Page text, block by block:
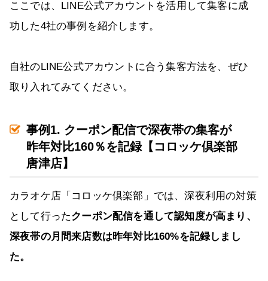
ここでは、LINE公式アカウントを活用して集客に成
功した4社の事例を紹介します。
自社のLINE公式アカウントに合う集客方法を、ぜひ
取り入れてみてください。
事例1. クーポン配信で深夜帯の集客が
昨年対比160％を記録【コロッケ倶楽部
唐津店】
カラオケ店「コロッケ倶楽部」では、深夜利用の対策
として行ったクーポン配信を通して認知度が高まり、
深夜帯の月間来店数は昨年対比160%を記録しまし
た。